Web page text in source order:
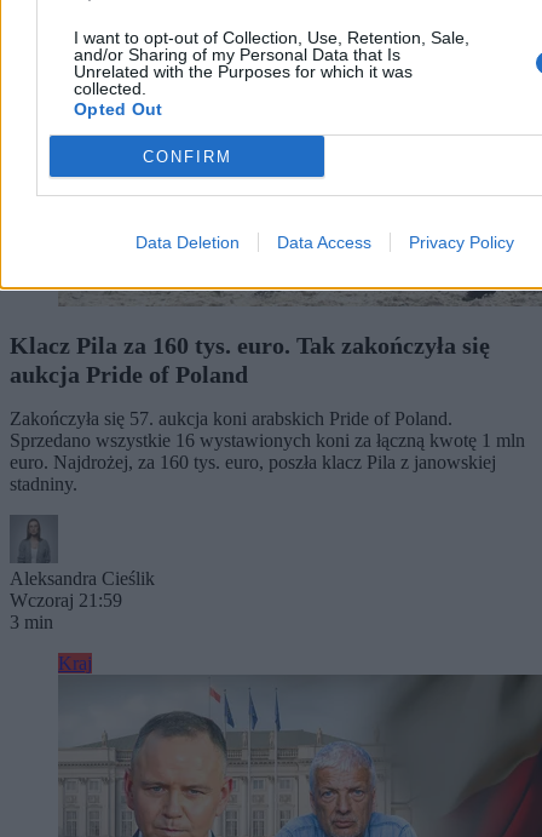
I want to opt-out of Collection, Use, Retention, Sale,
and/or Sharing of my Personal Data that Is
Unrelated with the Purposes for which it was
collected.
Opted Out
CONFIRM
Data Deletion Data Access Privacy Policy
Klacz Pila za 160 tys. euro. Tak zakończyła się
aukcja Pride of Poland
Zakończyła się 57. aukcja koni arabskich Pride of Poland.
Sprzedano wszystkie 16 wystawionych koni za łączną kwotę 1 mln
euro. Najdrożej, za 160 tys. euro, poszła klacz Pila z janowskiej
stadniny.
Aleksandra Cieślik
Wczoraj 21:59
3 min
Kraj